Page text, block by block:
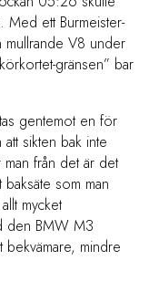
Med ett Burmeister-
mullrande V8 under
gränsen” bar
gentemot en för
sikten bak inte
från det är det
som man
mycket
den BMW M3
mindre